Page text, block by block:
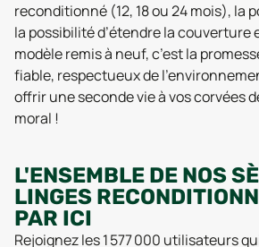
reconditionné (12, 18 ou 24 mois), la
la possibilité d’étendre la couverture
modèle remis à neuf, c’est la
fiable, respectueux de
offrir une seconde vie à vos corvées
moral !
L'ENSEMBLE DE NOS
LINGES
PAR ICI
Rejoignez les 1 577 000 utilisateurs